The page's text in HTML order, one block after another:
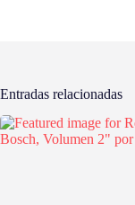
Entradas relacionadas